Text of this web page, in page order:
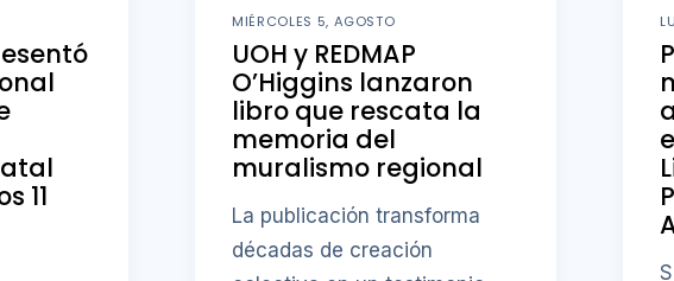
11
MIÉRCOLES 5, AGOSTO
UOH y REDMAP
O’Higgins lanzaron
libro que rescata la
memoria del
muralismo regional
La publicación transforma
décadas de creación